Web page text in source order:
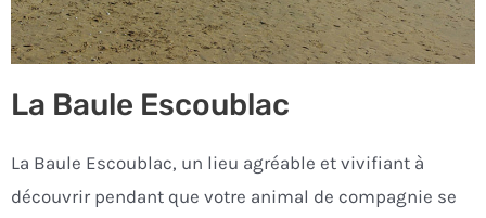
La Baule Escoublac
La Baule Escoublac, un lieu agréable et vivifiant à
découvrir pendant que votre animal de compagnie se